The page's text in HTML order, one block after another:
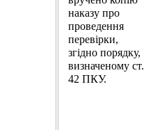
наказу про
проведення
перевірки,
згідно порядку,
визначеному ст.
42 ПКУ.